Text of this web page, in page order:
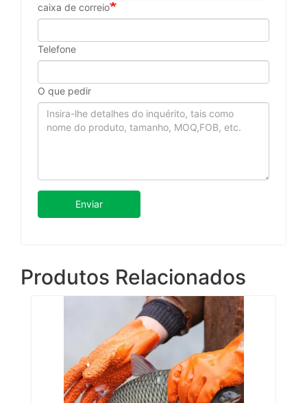
caixa de correio
Telefone
O que pedir
Enviar
Produtos Relacionados